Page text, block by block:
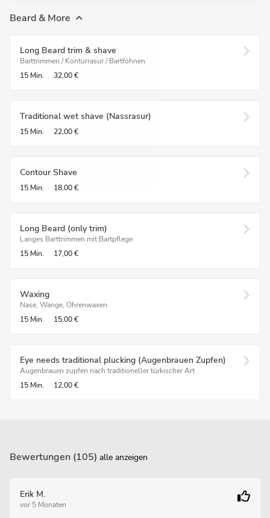
Beard & More
Long Beard trim & shave
Barttrimmen / Konturrasur / Bartföhnen
15 Min.
32,00 €
Traditional wet shave (Nassrasur)
15 Min. 22,00 €
Contour Shave
15 Min. 18,00 €
Long Beard (only trim)
Langes Barttrimmen mit Bartpflege
15 Min.
17,00 €
Waxing
Nase, Wange, Ohrenwaxen
15 Min.
15,00 €
Eye needs traditional plucking (Augenbrauen Zupfen)
Augenbrauen zupfen nach traditioneller türkischer Art
15 Min.
12,00 €
Bewertungen (105) alle anzeigen
Erik M.
vor 5 Monaten